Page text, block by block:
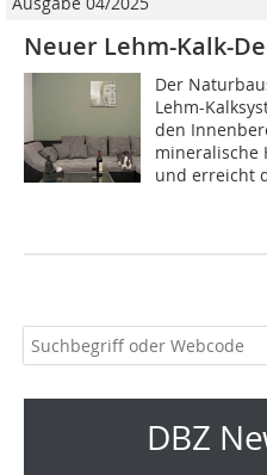
Neuer Lehm-Kalk-
Der
Lehm-
den
mineralische
und erreicht
DBZ